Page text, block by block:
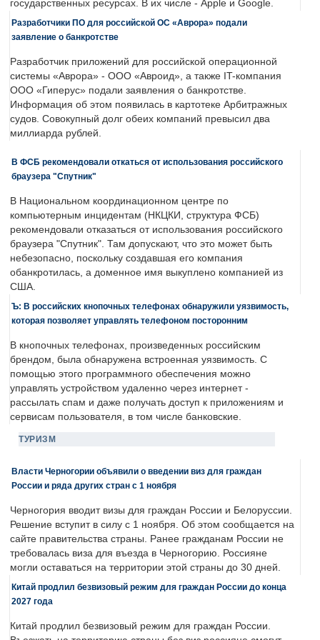
государственных ресурсах. В их числе - Apple и Google.
Разработчики ПО для российской ОС «Аврора» подали
заявление о банкротстве
Разработчик приложений для российской операционной
системы «Аврора» - ООО «Авроид», а также IT-компания
ООО «Гиперус» подали заявления о банкротстве.
Информация об этом появилась в картотеке Арбитражных
судов. Совокупный долг обеих компаний превысил два
миллиарда рублей.
В ФСБ рекомендовали откаться от использования российского
браузера "Спутник"
В Национальном координационном центре по
компьютерным инцидентам (НКЦКИ, структура ФСБ)
рекомендовали отказаться от использования российского
браузера "Спутник". Там допускают, что это может быть
небезопасно, поскольку создавшая его компания
обанкротилась, а доменное имя выкуплено компанией из
США.
Ъ: В российских кнопочных телефонах обнаружили уязвимость,
которая позволяет управлять телефоном посторонним
В кнопочных телефонах, произведенных российским
брендом, была обнаружена встроенная уязвимость. С
помощью этого программного обеспечения можно
управлять устройством удаленно через интернет -
рассылать спам и даже получать доступ к приложениям и
сервисам пользователя, в том числе банковские.
ТУРИЗМ
Власти Черногории объявили о введении виз для граждан
России и ряда других стран с 1 ноября
Черногория вводит визы для граждан России и Белоруссии.
Решение вступит в силу с 1 ноября. Об этом сообщается на
сайте правительства страны. Ранее гражданам России не
требовалась виза для въезда в Черногорию. Россияне
могли оставаться на территории этой страны до 30 дней.
Китай продлил безвизовый режим для граждан России до конца
2027 года
Китай продлил безвизовый режим для граждан России.